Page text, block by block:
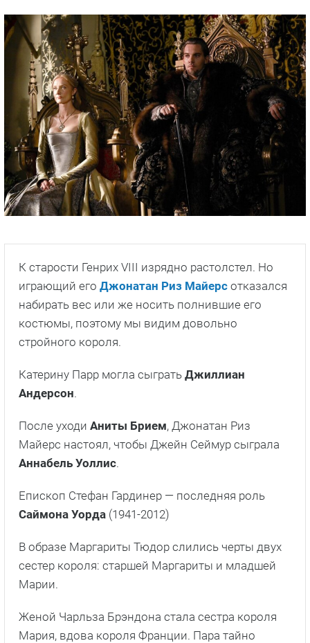
К старости Генрих VIII изрядно растолстел. Но
играющий его Джонатан Риз Майерс отказался
набирать вес или же носить полнившие его
костюмы, поэтому мы видим довольно
стройного короля.
Катерину Парр могла сыграть Джиллиан
Андерсон.
После уходи Аниты Брием, Джонатан Риз
Майерс настоял, чтобы Джейн Сеймур сыграла
Аннабель Уоллис.
Епископ Стефан Гардинер — последняя роль
Саймона Уорда (1941-2012)
В образе Маргариты Тюдор слились черты двух
сестер короля: старшей Маргариты и младшей
Марии.
Женой Чарльза Брэндона стала сестра короля
Мария, вдова короля Франции. Пара тайно